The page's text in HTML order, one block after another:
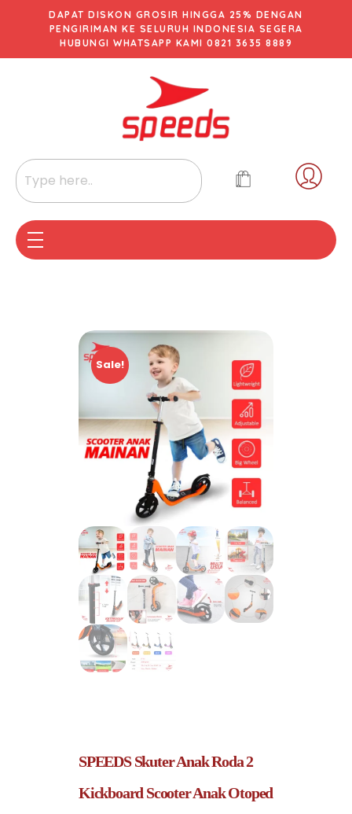
DAPAT DISKON GROSIR HINGGA 25% DENGAN
PENGIRIMAN KE SELURUH INDONESIA SEGERA
HUBUNGI WHATSAPP KAMI 0821 3635 8889
Sale!
SPEEDS Skuter Anak Roda 2
Kickboard Scooter Anak Otoped